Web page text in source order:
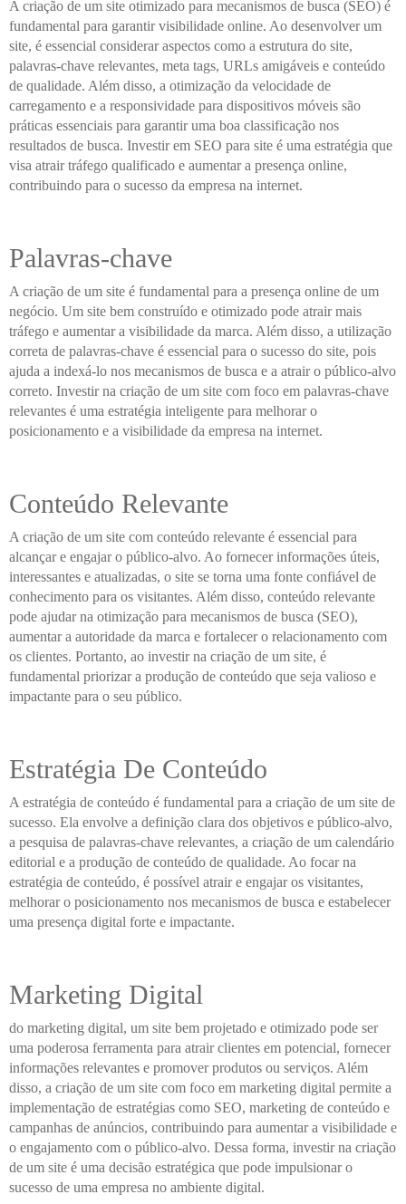
A criação de um site otimizado para mecanismos de busca (SEO) é
fundamental para garantir visibilidade online. Ao desenvolver um
site, é essencial considerar aspectos como a estrutura do site,
palavras-chave relevantes, meta tags, URLs amigáveis e conteúdo
de qualidade. Além disso, a otimização da velocidade de
carregamento e a responsividade para dispositivos móveis são
práticas essenciais para garantir uma boa classificação nos
resultados de busca. Investir em SEO para site é uma estratégia que
visa atrair tráfego qualificado e aumentar a presença online,
contribuindo para o sucesso da empresa na internet.
Palavras-chave
A criação de um site é fundamental para a presença online de um
negócio. Um site bem construído e otimizado pode atrair mais
tráfego e aumentar a visibilidade da marca. Além disso, a utilização
correta de palavras-chave é essencial para o sucesso do site, pois
ajuda a indexá-lo nos mecanismos de busca e a atrair o público-alvo
correto. Investir na criação de um site com foco em palavras-chave
relevantes é uma estratégia inteligente para melhorar o
posicionamento e a visibilidade da empresa na internet.
Conteúdo Relevante
A criação de um site com conteúdo relevante é essencial para
alcançar e engajar o público-alvo. Ao fornecer informações úteis,
interessantes e atualizadas, o site se torna uma fonte confiável de
conhecimento para os visitantes. Além disso, conteúdo relevante
pode ajudar na otimização para mecanismos de busca (SEO),
aumentar a autoridade da marca e fortalecer o relacionamento com
os clientes. Portanto, ao investir na criação de um site, é
fundamental priorizar a produção de conteúdo que seja valioso e
impactante para o seu público.
Estratégia De Conteúdo
A estratégia de conteúdo é fundamental para a criação de um site de
sucesso. Ela envolve a definição clara dos objetivos e público-alvo,
a pesquisa de palavras-chave relevantes, a criação de um calendário
editorial e a produção de conteúdo de qualidade. Ao focar na
estratégia de conteúdo, é possível atrair e engajar os visitantes,
melhorar o posicionamento nos mecanismos de busca e estabelecer
uma presença digital forte e impactante.
Marketing Digital
do marketing digital, um site bem projetado e otimizado pode ser
uma poderosa ferramenta para atrair clientes em potencial, fornecer
informações relevantes e promover produtos ou serviços. Além
disso, a criação de um site com foco em marketing digital permite a
implementação de estratégias como SEO, marketing de conteúdo e
campanhas de anúncios, contribuindo para aumentar a visibilidade e
o engajamento com o público-alvo. Dessa forma, investir na criação
de um site é uma decisão estratégica que pode impulsionar o
sucesso de uma empresa no ambiente digital.